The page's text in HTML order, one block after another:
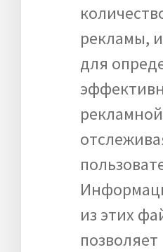
рекламы,
для
из этих
позволяет